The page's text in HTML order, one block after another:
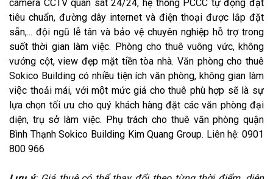
camera CCTV quan sát 24/24, hệ thống PCCC tự động đạt
tiêu chuẩn, đường dây internet và điện thoại được lắp đặt
sẵn,... đội ngũ lễ tân và bảo vệ chuyên nghiệp hỗ trợ trong
suốt thời gian làm việc. Phòng cho thuê vuông vức, không
vướng cột, view đẹp mặt tiền tòa nhà. Văn phòng cho thuê
Sokico Building có nhiều tiện ích văn phòng, không gian làm
việc thoải mái, với một mức giá cho thuê phù hợp sẽ là sự
lựa chọn tối ưu cho quý khách hàng đặt các văn phòng đại
diện, trụ sở làm việc. Phụ trách cho thuê văn phòng quận
Bình Thạnh Sokico Building Kim Quang Group. Liên hệ: 0901
800 966